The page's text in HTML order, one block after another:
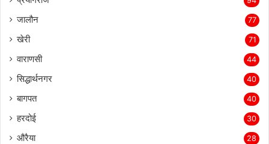
जालौन 77
खेरी 71
वाराणसी 44
सिद्धार्थनगर 40
बागपत 40
हरदोई 30
औरैया 28